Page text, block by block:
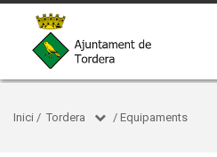
Inici / Tordera / Equipaments